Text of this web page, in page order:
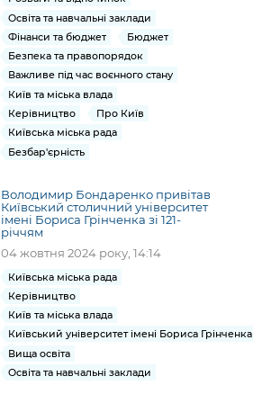
Освіта та навчальні заклади
Фінанси та бюджет
Бюджет
Безпека та правопорядок
Важливе під час воєнного стану
Київ та міська влада
Керівництво
Про Київ
Київська міська рада
Безбар'єрність
Володимир Бондаренко привітав
Київський столичний університет
імені Бориса Грінченка зі 121-
річчям
04 жовтня 2024 року, 14:14
Київська міська рада
Керівництво
Київ та міська влада
Київський університет імені Бориса Грінченка
Вища освіта
Освіта та навчальні заклади